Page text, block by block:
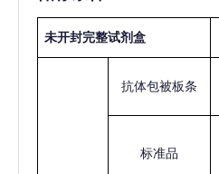
未开封完整试剂盒
抗体包被板条
标准品